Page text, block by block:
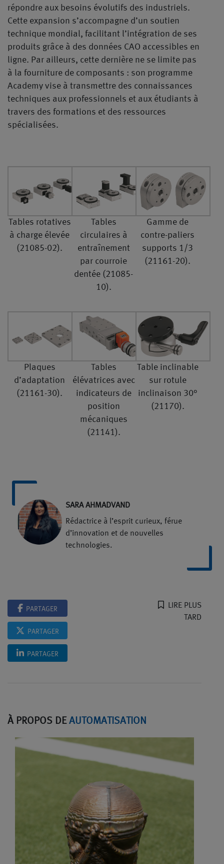
répondre aux besoins évolutifs des industriels.
Cette expansion s’accompagne d’un soutien
technique mondial, facilitant l’intégration de ses
produits grâce à des données CAO accessibles en
ligne. Par ailleurs, cette dernière ne se limite pas
à la fourniture de composants : son programme
Academy vise à transmettre des connaissances
techniques aux professionnels et aux étudiants à
travers des formations et des ressources
spécialisées.
Tables rotatives
à charge élevée
(21085-02).
Tables
circulaires à
entraînement
par courroie
dentée (21085-
10).
Gamme de
contre-paliers
supports 1/3
(21161-20).
Plaques
d’adaptation
(21161-30).
Tables
élévatrices avec
indicateurs de
position
mécaniques
(21141).
Table inclinable
sur rotule
inclinaison 30°
(21170).
SARA AHMADVAND
Rédactrice à l’esprit curieux, férue
d’innovation et de nouvelles
technologies.
PARTAGER
PARTAGER
PARTAGER
LIRE PLUS
TARD
À PROPOS DE AUTOMATISATION